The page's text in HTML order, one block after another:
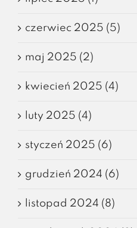
czerwiec 2025 (5)
maj 2025 (2)
kwiecień 2025 (4)
luty 2025 (4)
styczeń 2025 (6)
grudzień 2024 (6)
listopad 2024 (8)